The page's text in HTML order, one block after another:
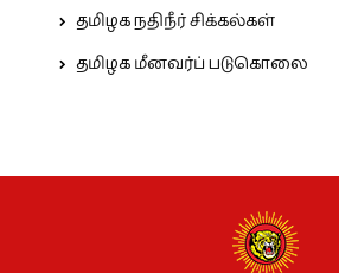
தமிழக நதிநீர் சிக்கல்கள்
தமிழக மீனவர்ப் படுகொலை